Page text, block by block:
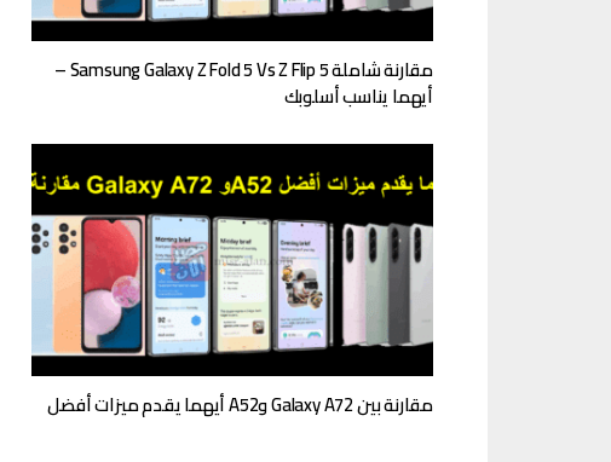
مقارنة شاملة Samsung Galaxy Z Fold 5 Vs Z Flip 5 –
أيهما يناسب أسلوبك
مقارنة بين Galaxy A72 وA52 أيهما يقدم ميزات أفضل